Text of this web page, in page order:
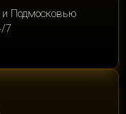
и Подмосковью
7